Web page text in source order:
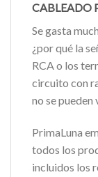
CABLEADO
Se gasta
¿por qué la
RCA o los
circuito con
no se pueden
PrimaLuna
todos los
incluidos los